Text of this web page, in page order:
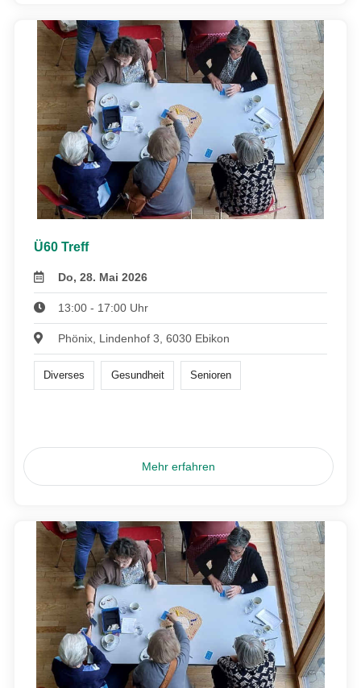
Ü60 Treff
Do, 28. Mai 2026
13:00 - 17:00 Uhr
Phönix, Lindenhof 3, 6030 Ebikon
Diverses Gesundheit Senioren
Mehr erfahren